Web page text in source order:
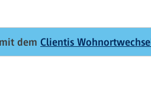
dem Clientis